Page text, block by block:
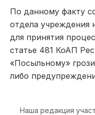
По данному факту
отдела учреждения
для принятия
статье 481 КоАП
«Посыльному»
либо
Наша редакция